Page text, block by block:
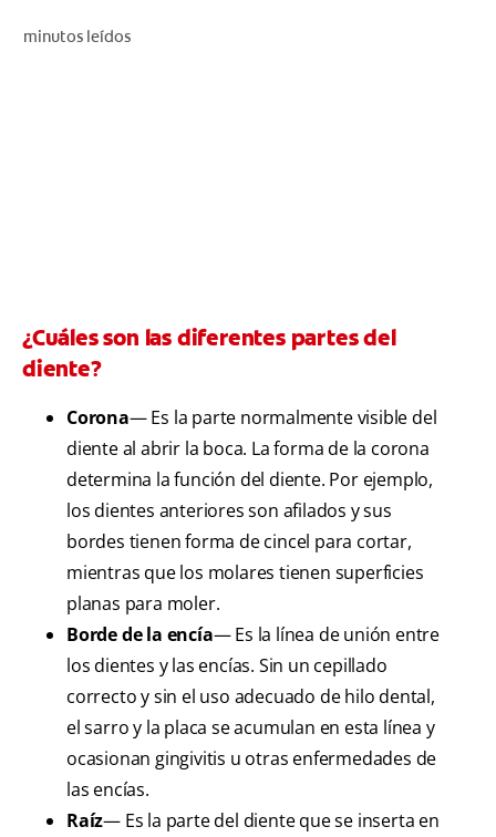
minutos leídos
¿Cuáles son las diferentes partes del
diente?
Corona— Es la parte normalmente visible del
diente al abrir la boca. La forma de la corona
determina la función del diente. Por ejemplo,
los dientes anteriores son afilados y sus
bordes tienen forma de cincel para cortar,
mientras que los molares tienen superficies
planas para moler.
Borde de la encía— Es la línea de unión entre
los dientes y las encías. Sin un cepillado
correcto y sin el uso adecuado de hilo dental,
el sarro y la placa se acumulan en esta línea y
ocasionan gingivitis u otras enfermedades de
las encías.
Raíz— Es la parte del diente que se inserta en